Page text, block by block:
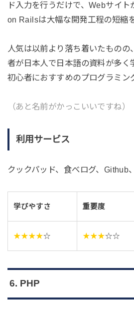
ド入力を行うだけで、Webサイ
on Railsは大幅な開発工程の短縮
人気は以前より落ち着いたものの
者が日本人で日本語の資料が多く
初心者におすすめのプログラミン
（あと名前がかっこいいですね）
利用サービス
クックパッド、食べログ、Github
学びやすさ 重要度
★★★★☆ ★★★☆☆
6. PHP